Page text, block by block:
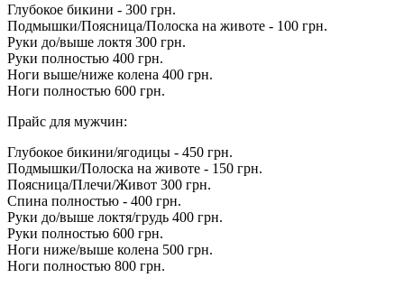
Глубокое бикини - 300 грн.
Подмышки/Поясница/Полоска на животе - 100 грн.
Руки до/выше локтя 300 грн.
Руки полностью 400 грн.
Ноги выше/ниже колена 400 грн.
Ноги полностью 600 грн.
Прайс для мужчин:
Глубокое бикини/ягодицы - 450 грн.
Подмышки/Полоска на животе - 150 грн.
Поясница/Плечи/Живот 300 грн.
Спина полностью - 400 грн.
Руки до/выше локтя/грудь 400 грн.
Руки полностью 600 грн.
Ноги ниже/выше колена 500 грн.
Ноги полностью 800 грн.